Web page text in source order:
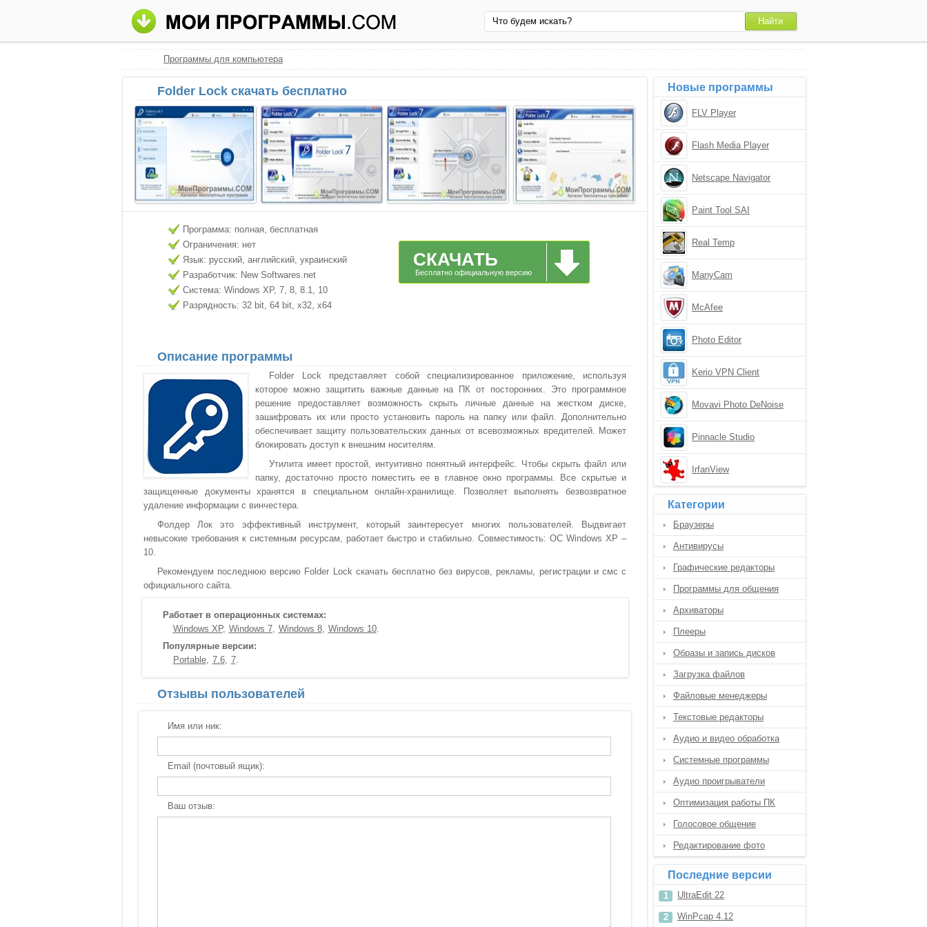
Программы для компьютера
Folder Lock скачать бесплатно
Программа: полная, бесплатная
Ограничения: нет
Язык: русский, английский, украинский
Разработчик: New Softwares.net
Система: Windows XP, 7, 8, 8.1, 10
Разрядность: 32 bit, 64 bit, x32, x64
СКАЧАТЬ
Бесплатно официальную версию
Описание программы
Folder Lock представляет собой специализированное приложение, используя
которое можно защитить важные данные на ПК от посторонних. Это программное
решение предоставляет возможность скрыть личные данные на жестком диске,
зашифровать их или просто установить пароль на папку или файл. Дополнительно
обеспечивает защиту пользовательских данных от всевозможных вредителей. Может
блокировать доступ к внешним носителям.
Утилита имеет простой, интуитивно понятный интерфейс. Чтобы скрыть файл или
папку, достаточно просто поместить ее в главное окно программы. Все скрытые и
защищенные документы хранятся в специальном онлайн-хранилище. Позволяет выполнять безвозвратное
удаление информации с винчестера.
Фолдер Лок это эффективный инструмент, который заинтересует многих пользователей. Выдвигает
невысокие требования к системным ресурсам, работает быстро и стабильно. Совместимость: ОС Windows XP –
10.
Рекомендуем последнюю версию Folder Lock скачать бесплатно без вирусов, рекламы, регистрации и смс с
официального сайта.
Работает в операционных системах:
Windows XP
Windows 7 Windows 8
Windows 10
Популярные версии:
Portable
7.6 7
Отзывы пользователей
Имя или ник:
Email (почтовый ящик):
Ваш отзыв:
Новые программы
FLV Player
Flash Media Player
Netscape Navigator
Paint Tool SAI
Real Temp
ManyCam
McAfee
Photo Editor
Kerio VPN Client
Movavi Photo DeNoise
Pinnacle Studio
IrfanView
Категории
Браузеры
Антивирусы
Графические редакторы
Программы для общения
Архиваторы
Плееры
Образы и запись дисков
Загрузка файлов
Файловые менеджеры
Текстовые редакторы
Аудио и видео обработка
Системные программы
Аудио проигрыватели
Оптимизация работы ПК
Голосовое общение
Редактирование фото
Последние версии
UltraEdit 22
WinPcap 4.12